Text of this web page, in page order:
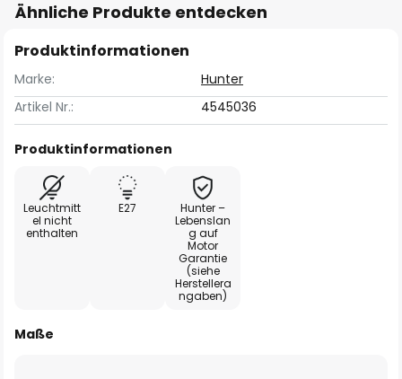
Ähnliche Produkte entdecken
Produktinformationen
Marke:
Hunter
Artikel Nr.:
4545036
Produktinformationen
Leuchtmitt
el nicht
enthalten
E27
Hunter –
Lebenslan
g auf
Motor
Garantie
(siehe
Herstellera
ngaben)
Maße